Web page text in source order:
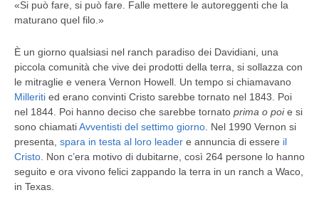
«Si può fare, si può fare. Falle mettere le autoreggenti che la
maturano quel filo.»
È un giorno qualsiasi nel ranch paradiso dei Davidiani, una
piccola comunità che vive dei prodotti della terra, si sollazza con
le mitraglie e venera Vernon Howell. Un tempo si chiamavano
Milleriti ed erano convinti Cristo sarebbe tornato nel 1843. Poi
nel 1844. Poi hanno deciso che sarebbe tornato prima o poie si
sono chiamatiAvventisti del settimo giorno . Nel 1990 Vernon si
presenta, spara in testa al loro leader e annuncia di essere il
Cristo . Non c’era motivo di dubitarne, così 264 persone lo hanno
seguito e ora vivono felici zappando la terra in un ranch a Waco,
in Texas.